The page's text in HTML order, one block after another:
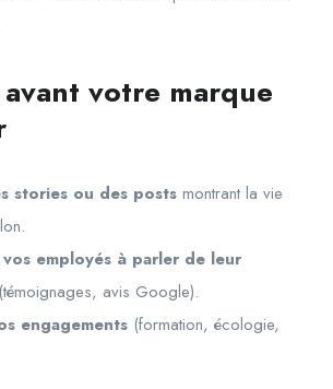
votre marque
stories ou des posts montrant la vie
employés à parler de leur
(témoignages, avis Google).
engagements (formation, écologie,